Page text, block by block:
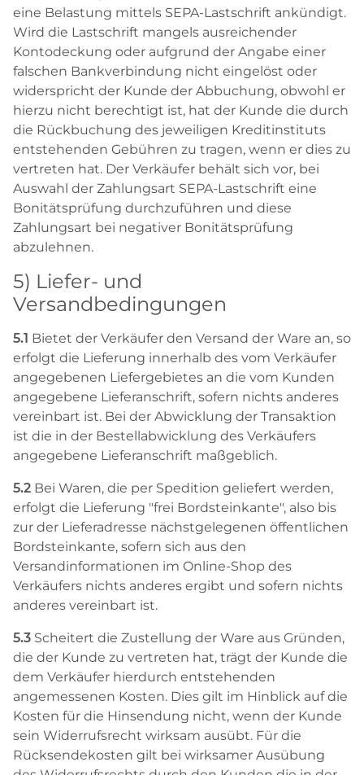
eine Belastung mittels SEPA-Lastschrift ankündigt.
Wird die Lastschrift mangels ausreichender
Kontodeckung oder aufgrund der Angabe einer
falschen Bankverbindung nicht eingelöst oder
widerspricht der Kunde der Abbuchung, obwohl er
hierzu nicht berechtigt ist, hat der Kunde die durch
die Rückbuchung des jeweiligen Kreditinstituts
entstehenden Gebühren zu tragen, wenn er dies zu
vertreten hat. Der Verkäufer behält sich vor, bei
Auswahl der Zahlungsart SEPA-Lastschrift eine
Bonitätsprüfung durchzuführen und diese
Zahlungsart bei negativer Bonitätsprüfung
abzulehnen.
5) Liefer- und
Versandbedingungen
5.1 Bietet der Verkäufer den Versand der Ware an, so
erfolgt die Lieferung innerhalb des vom Verkäufer
angegebenen Liefergebietes an die vom Kunden
angegebene Lieferanschrift, sofern nichts anderes
vereinbart ist. Bei der Abwicklung der Transaktion
ist die in der Bestellabwicklung des Verkäufers
angegebene Lieferanschrift maßgeblich.
5.2 Bei Waren, die per Spedition geliefert werden,
erfolgt die Lieferung "frei Bordsteinkante", also bis
zur der Lieferadresse nächstgelegenen öffentlichen
Bordsteinkante, sofern sich aus den
Versandinformationen im Online-Shop des
Verkäufers nichts anderes ergibt und sofern nichts
anderes vereinbart ist.
5.3 Scheitert die Zustellung der Ware aus Gründen,
die der Kunde zu vertreten hat, trägt der Kunde die
dem Verkäufer hierdurch entstehenden
angemessenen Kosten. Dies gilt im Hinblick auf die
Kosten für die Hinsendung nicht, wenn der Kunde
sein Widerrufsrecht wirksam ausübt. Für die
Rücksendekosten gilt bei wirksamer Ausübung